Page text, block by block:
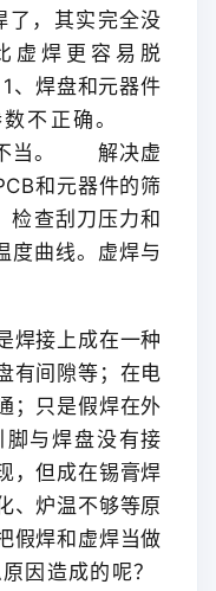
了，其实完全没
虚焊更容易脱
1、焊盘和元器件
数不正确。
不当。解决虚
和元器件的筛
检查刮刀压力和
曲线。 虚焊与
焊接上成在一种
有间隙等；在电
；只是假焊在外
与焊盘没有接
，但成在锡膏焊
、炉温不够等原
假焊和虚焊当做
因造成的呢？